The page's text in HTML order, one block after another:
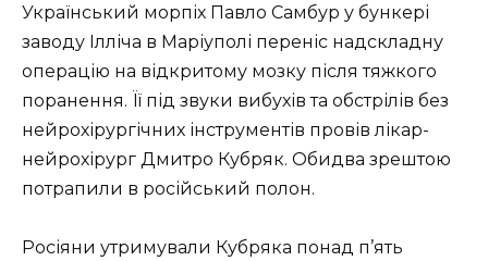
Український морпіх Павло Самбур у бункері
заводу Ілліча в Маріуполі переніс надскладну
операцію на відкритому мозку після тяжкого
поранення. Її під звуки вибухів та обстрілів без
нейрохірургічних інструментів провів лікар-
нейрохірург Дмитро Кубряк. Обидва зрештою
потрапили в російський полон.
Росіяни утримували Кубряка понад п’ять